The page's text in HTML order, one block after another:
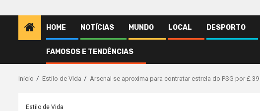
HOME NOTÍCIAS MUNDO LOCAL DESPORTO
FAMOSOS E TENDÊNCIAS
Início Estilo de Vida Arsenal se aproxima para contratar estrela do PSG por £
Estilo de Vida